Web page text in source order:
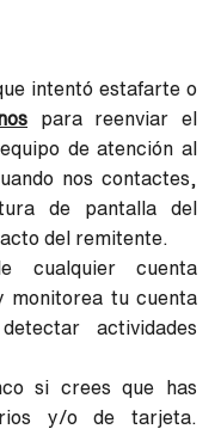
intentó estafarte o
para reenviar el
de atención al
nos contactes,
de pantalla del
del remitente.
cualquier cuenta
monitorea tu cuenta
actividades
si crees que has
y/o de tarjeta.